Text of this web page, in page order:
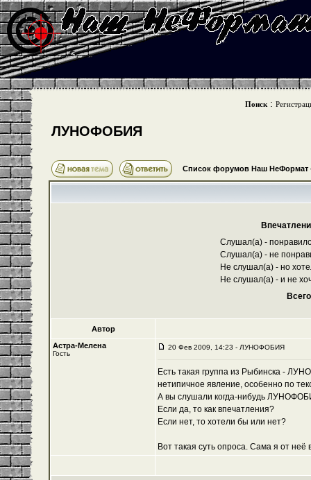
Поиск :
ЛУНОФОБИЯ
Список форумов Наш НеФормат
Слушал(а) -
Слушал(а) - не
Не слушал(а) - но
Не слушал(а) - и не
Автор
Астра-Мелена
Гость
20 Фев 2009, 14:23 - ЛУНОФОБИЯ
Есть такая группа из Рыбинска -
нетипичное явление, особенно по
А вы слушали когда-нибудь
Если да, то как впечатления?
Если нет, то хотели бы или нет?
Вот такая суть опроса. Сама я от